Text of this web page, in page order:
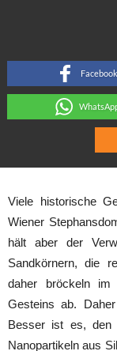
Facebook
Viele historische
Wiener
hält aber der
Sandkörnern, die
daher bröckeln
Gesteins ab.
Besser ist es, den
Nanopartikeln aus